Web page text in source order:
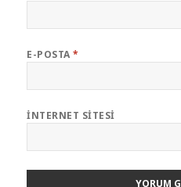
E-POSTA*
İNTERNET SITESI